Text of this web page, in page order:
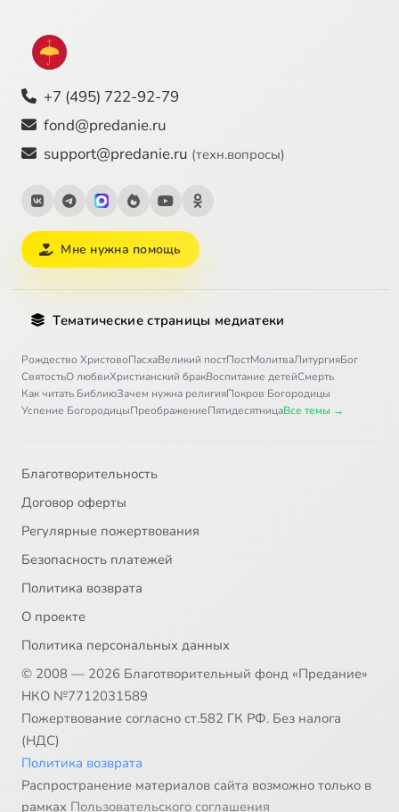
+7 (495) 722-92-79
fond@predanie.ru
support@predanie.ru (техн.вопросы)
Мне нужна помощь
Тематические страницы медиатеки
Рождество ХристовоПасхаВеликий постПостМолитваЛитургияБог
СвятостьО любвиХристианский бракВоспитание детейСмерть
Как читать БиблиюЗачем нужна религияПокров Богородицы
Успение БогородицыПреображениеПятидесятницаВсе темы →
Благотворительность
Договор оферты
Регулярные пожертвования
Безопасность платежей
Политика возврата
О проекте
Политика персональных данных
© 2008 — 2026 Благотворительный фонд «Предание»
НКО №7712031589
Пожертвование согласно ст.582 ГК РФ. Без налога
(НДС)
Политика возврата
Распространение материалов сайта возможно только в
рамках Пользовательского соглашения